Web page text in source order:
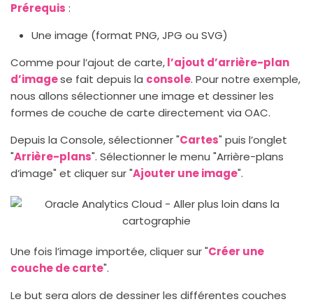
Prérequis :
Une image (format PNG, JPG ou SVG)
Comme pour l’ajout de carte,l’ajout d’arrière-plan
d’imagese fait depuis la console. Pour notre exemple,
nous allons sélectionner une image et dessiner les
formes de couche de carte directement via OAC.
Depuis la Console, sélectionner "Cartes" puis l’onglet
"Arrière-plans". Sélectionner le menu "Arrière-plans
d’image" et cliquer sur "Ajouter une image".
Une fois l’image importée, cliquer sur "Créer une
couche de carte".
Le but sera alors de dessiner les différentes couches